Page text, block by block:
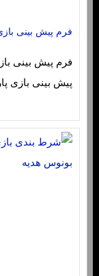
فرم پیش بینی
فرم پیش بینی
پیش بینی بازی